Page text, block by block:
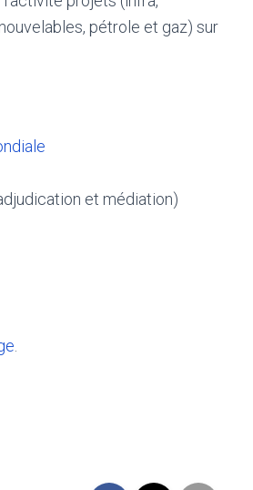
pétrole et gaz) sur
et médiation)